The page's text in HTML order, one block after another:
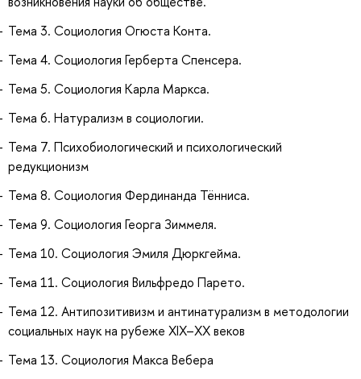
Тема 3. Социология Огюста Конта.
Тема 4. Социология Герберта Спенсера.
Тема 5. Социология Карла Маркса.
Тема 6. Натурализм в социологии.
Тема 7. Психобиологический и психологический
редукционизм
Тема 8. Социология Фердинанда Тённиса.
Тема 9. Социология Георга Зиммеля.
Тема 10. Социология Эмиля Дюркгейма.
Тема 11. Социология Вильфредо Парето.
Тема 12. Антипозитивизм и антинатурализм в методологии
социальных наук на рубеже XIX–ХХ веков
Тема 13. Социология Макса Вебера